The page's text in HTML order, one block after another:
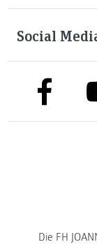
Social
link to
Die FH